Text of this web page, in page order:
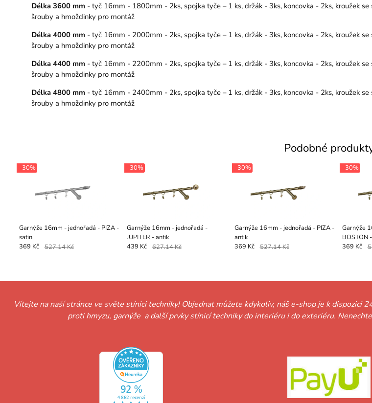
Délka 3600 mm - tyč 16mm - 1800mm - 2ks, spojka tyče – 1 ks, držák - 3ks, koncovka - 2ks, kroužek
šrouby a hmoždinky pro montáž
Délka 4000 mm - tyč 16mm - 2000mm - 2ks, spojka tyče – 1 ks, držák - 3ks, koncovka - 2ks, kroužek
šrouby a hmoždinky pro montáž
Délka 4400 mm - tyč 16mm - 2200mm - 2ks, spojka tyče – 1 ks, držák - 3ks, koncovka - 2ks, kroužek
šrouby a hmoždinky pro montáž
Délka 4800 mm - tyč 16mm - 2400mm - 2ks, spojka tyče – 1 ks, držák - 3ks, koncovka - 2ks, kroužek
šrouby a hmoždinky pro montáž
Podobné
Garnýže 16mm - jednořadá - PIZA -
satin
- 30%
369 Kč 527.14 Kč
Garnýže 16mm - jednořadá -
JUPITER - antik
- 30%
439 Kč 627.14 Kč
Garnýže 16mm - jednořadá - PIZA -
antik
- 30%
369 Kč 527.14 Kč
Garnýže
BOSTON
- 30%
369 Kč
Vítejte na naší stránce ve světe stínici techniky! Objednat můžete kdykoliv, náš e-shop je k dispozici
proti hmyzu, garnýže a další prvky stínicí techniky do interiéru i do exteriéru.